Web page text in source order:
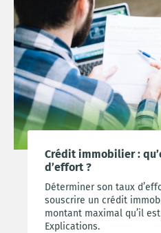
Crédit immobilier :
d’effort ?
Déterminer son taux
souscrire un crédit
montant maximal qu’il
Explications.